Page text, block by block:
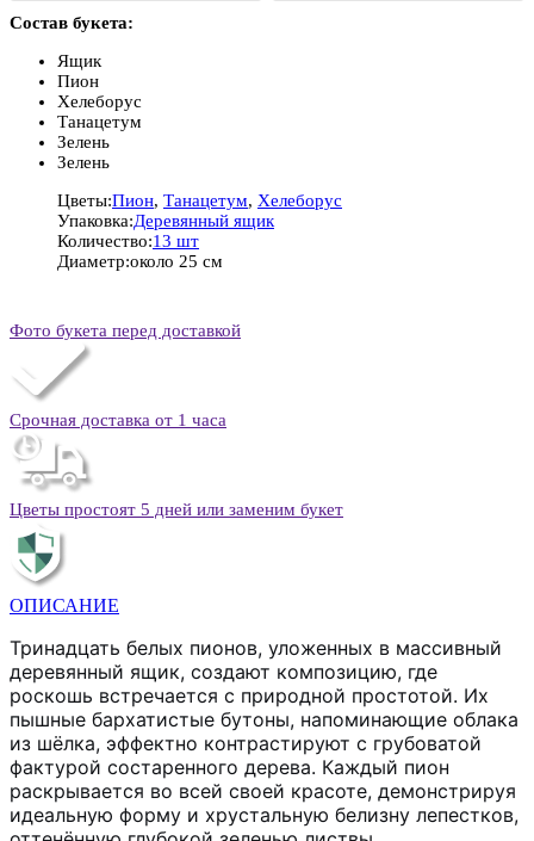
Состав букета:
Ящик
Пион
Хелеборус
Танацетум
Зелень
Зелень
Цветы:Пион, Танацетум, Хелеборус
Упаковка:Деревянный ящик
Количество:13 шт
Диаметр:около 25 см
Фото букета перед доставкой
Срочная доставка от 1 часа
Цветы простоят 5 дней или заменим букет
ОПИСАНИЕ
Тринадцать белых пионов, уложенных в массивный
деревянный ящик, создают композицию, где
роскошь встречается с природной простотой. Их
пышные бархатистые бутоны, напоминающие облака
из шёлка, эффектно контрастируют с грубоватой
фактурой состаренного дерева. Каждый пион
раскрывается во всей своей красоте, демонстрируя
идеальную форму и хрустальную белизну лепестков,